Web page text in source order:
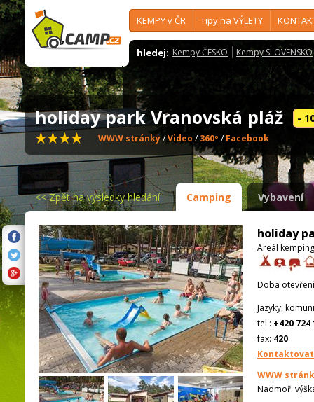
KEMPY v ČR Tipy na VÝLETY
hledej: Kempy ČESKO Kempy SLOVENSKO
holiday park Vranovská pláž -
WWW stránky/Video /360º /Facebook
<<Zpět na výsledky hledání Camping Vybavení
holiday
Areál
Doba
Jazyky,
tel.: +420 724
fax: 420
WWW
Nadmoř.